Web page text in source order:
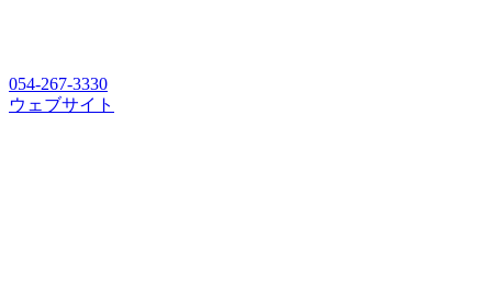
054-267-3330
ウェブサイト